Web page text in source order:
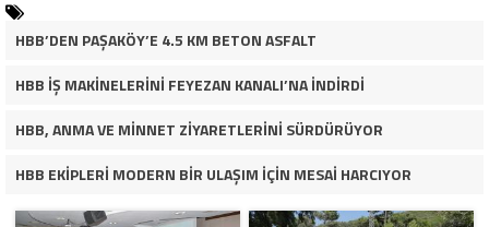
HBB’DEN PAŞAKÖY’E 4.5 KM BETON ASFALT
HBB İŞ MAKİNELERİNİ FEYEZAN KANALI’NA İNDİRDİ
HBB, ANMA VE MİNNET ZİYARETLERİNİ SÜRDÜRÜYOR
HBB EKİPLERİ MODERN BİR ULAŞIM İÇİN MESAİ HARCIYOR